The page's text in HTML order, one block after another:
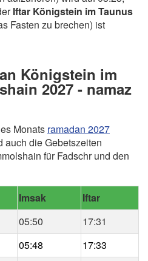
Iftar Königstein im Taunus
Fasten zu brechen) ist
Königstein im
2027 - namaz
Monats ramadan 2027
auch die Gebetszeiten
für Fadschr und den
Imsak
Iftar
05:50
17:31
05:48
17:33